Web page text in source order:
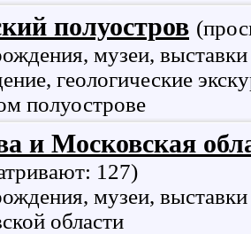
полуостров
музеи,
геологические
полуострове
и Московская
127)
музеи,
области